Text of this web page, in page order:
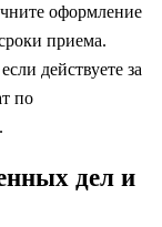
оформление
приема.
действуете за
по
дел и